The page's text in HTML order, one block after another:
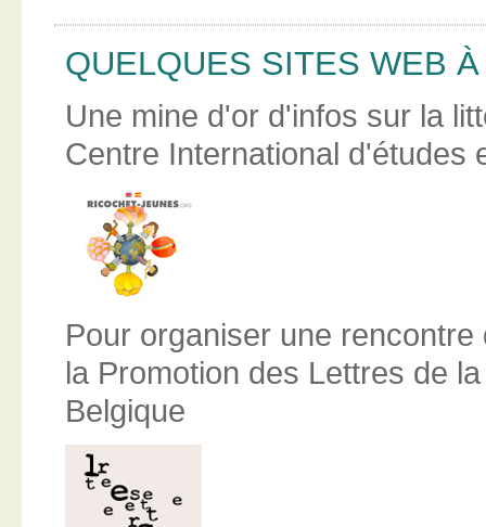
QUELQUES SITES WEB
Une mine d'or d'infos sur la
Centre International
Pour organiser une
la Promotion des Lettres de
Belgique